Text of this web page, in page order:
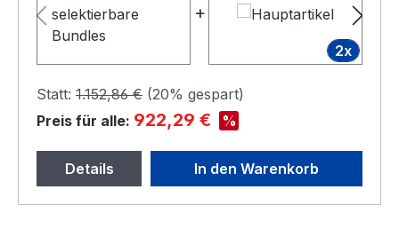
+
2x
Statt: 1.152,86 € (20% gespart)
Preis für alle: 922,29 € %
Details In den Warenkorb